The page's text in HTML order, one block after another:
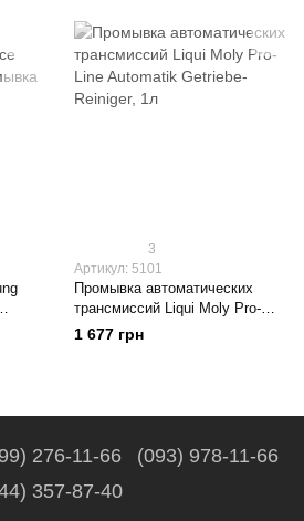
3
Артикул: 5101
Промывка автоматических
трансмиссий Liqui Moly Pro-
Line Automatik Getriebe-
Reiniger, 1л
1 677 грн
276-11-66
(093) 978-11-66
357-87-40